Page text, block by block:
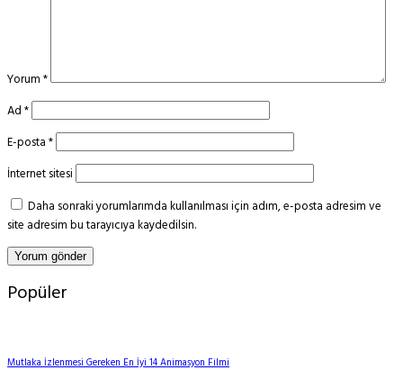
Yorum*
Ad*
E-posta*
İnternet sitesi
Daha sonraki yorumlarımda kullanılması için adım, e-posta adresim ve
site adresim bu tarayıcıya kaydedilsin.
Popüler
Mutlaka İzlenmesi Gereken En İyi 14 Animasyon Filmi